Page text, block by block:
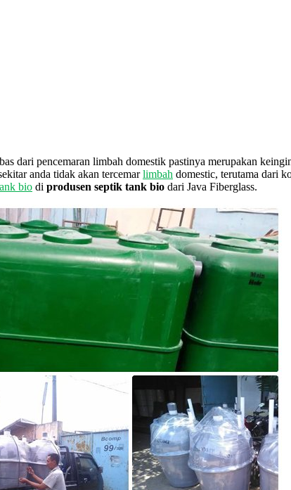
dari pencemaran limbah domestik pastinya merupakan
anda tidak akan tercemarlimbah domestic, terutama dari
bio di produsen septik tank bio dari Java Fiberglass.